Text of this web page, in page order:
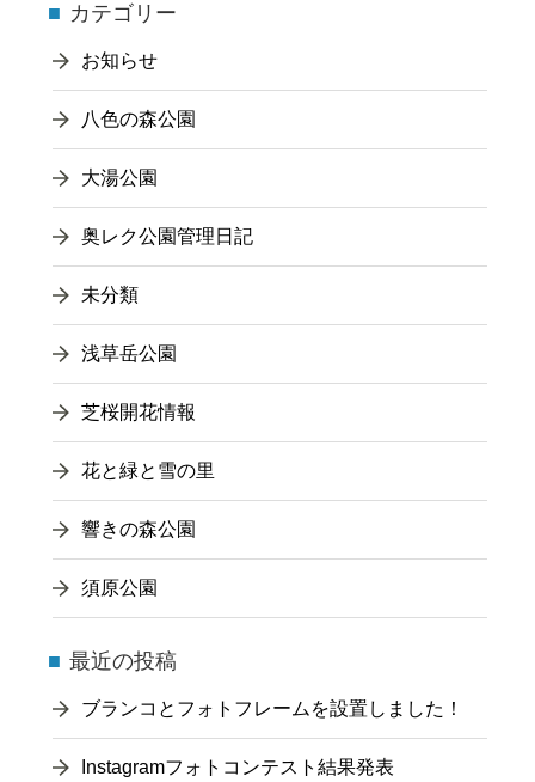
カテゴリー
お知らせ
八色の森公園
大湯公園
奥レク公園管理日記
未分類
浅草岳公園
芝桜開花情報
花と緑と雪の里
響きの森公園
須原公園
最近の投稿
ブランコとフォトフレームを設置しました！
Instagramフォトコンテスト結果発表